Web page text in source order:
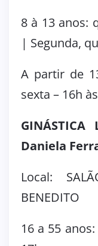
8 à 13 anos:
| Segunda,
A partir de
sexta – 16h
GINÁSTICA
Daniela
Local:
BENEDITO
16 a 55